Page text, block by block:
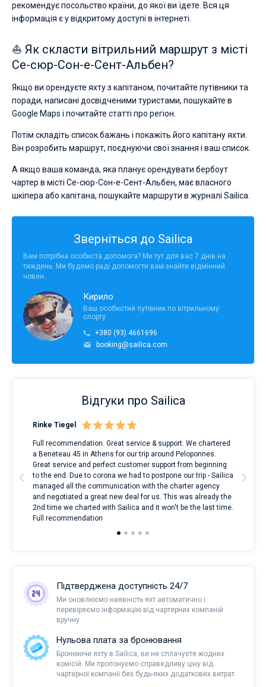
рекомендує посольство країни, до якої ви їдете. Вся ця
інформація є у відкритому доступі в інтернеті.
⛵ Як скласти вітрильний маршрут з місті
Се-сюр-Сон-е-Сент-Альбен?
Якщо ви орендуєте яхту з капітаном, почитайте путівники та
поради, написані досвідченими туристами, пошукайте в
Google Maps і почитайте статті про регіон.
Потім складіть список бажань і покажіть його капітану яхти.
Він розробить маршрут, поєднуючи свої знання і ваш список.
А якщо ваша команда, яка планує орендувати бербоут
чартер в місті Се-сюр-Сон-е-Сент-Альбен, має власного
шкіпера або капітана, пошукайте маршрути в журналі Sailica.
Зверніться до Sailica
Вам потрібна особиста допомога? Ми тут для вас 7 днів на
тиждень. Ми будемо раді допомогти вам знайти відмінний
човен.
Кирило
Ваш особистий путівник по вітрильному
спорту
+380 (93) 4661696
booking@sailica.com
Відгуки про Sailica
Rinke Tiegel
Full recommendation. Great service & support. We chartered
a Beneteau 45 in Athens for our trip around Peloponnes.
Great service and perfect customer support from beginning
to the end. Due to corona we had to postpone our trip - Sailica
managed all the communication with the charter agency
and negotiated a great new deal for us. This was already the
2nd time we charted with Sailica and it won't be the last time.
Full recommendation
Підтверджена доступність 24/7
Ми оновлюємо наявність яхт автоматично і
перевіряємо інформацію від чартерних компаній
вручну
Нульова плата за бронювання
Бронюючи яхту в Sailica, ви не сплачуєте жодних
комісій. Ми пропонуємо справедливу ціну від
чартерної компанії без будь-яких додаткових витрат.